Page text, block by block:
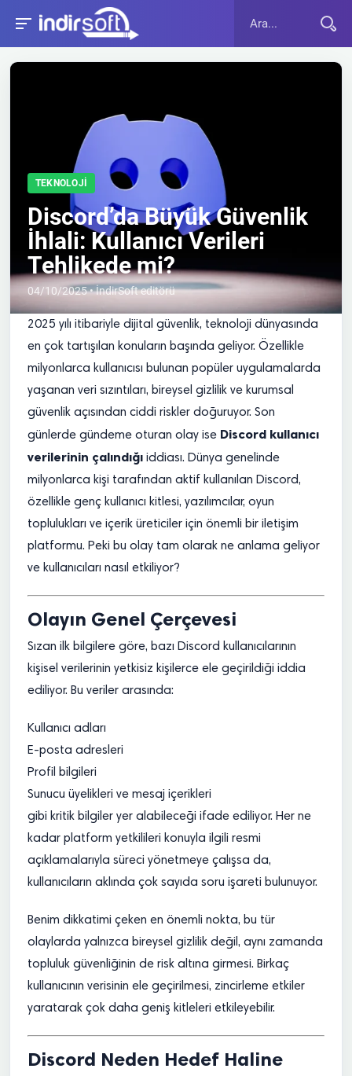
TEKNOLOJI
Discord’da Büyük Güvenlik
İhlali: Kullanıcı Verileri
Tehlikede mi?
04/10/2025 • İndirSoft editörü
2025 yılı itibariyle dijital güvenlik, teknoloji dünyasında
en çok tartışılan konuların başında geliyor. Özellikle
milyonlarca kullanıcısı bulunan popüler uygulamalarda
yaşanan veri sızıntıları, bireysel gizlilik ve kurumsal
güvenlik açısından ciddi riskler doğuruyor. Son
günlerde gündeme oturan olay ise Discord kullanıcı
verilerinin çalındığı iddiası. Dünya genelinde
milyonlarca kişi tarafından aktif kullanılan Discord,
özellikle genç kullanıcı kitlesi, yazılımcılar, oyun
toplulukları ve içerik üreticiler için önemli bir iletişim
platformu. Peki bu olay tam olarak ne anlama geliyor
ve kullanıcıları nasıl etkiliyor?
Olayın Genel Çerçevesi
Sızan ilk bilgilere göre, bazı Discord kullanıcılarının
kişisel verilerinin yetkisiz kişilerce ele geçirildiği iddia
ediliyor. Bu veriler arasında:
Kullanıcı adları
E-posta adresleri
Profil bilgileri
Sunucu üyelikleri ve mesaj içerikleri
gibi kritik bilgiler yer alabileceği ifade ediliyor. Her ne
kadar platform yetkilileri konuyla ilgili resmi
açıklamalarıyla süreci yönetmeye çalışsa da,
kullanıcıların aklında çok sayıda soru işareti bulunuyor.
Benim dikkatimi çeken en önemli nokta, bu tür
olaylarda yalnızca bireysel gizlilik değil, aynı zamanda
topluluk güvenliğinin de risk altına girmesi. Birkaç
kullanıcının verisinin ele geçirilmesi, zincirleme etkiler
yaratarak çok daha geniş kitleleri etkileyebilir.
Discord Neden Hedef Haline